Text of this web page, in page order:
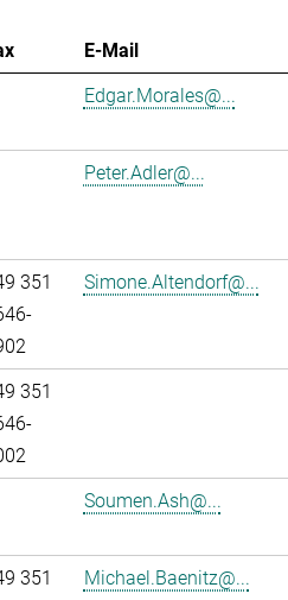
E-Mail
Edgar.Morales@...
Peter.Adler@...
351
Simone.Altendorf@...
351
Soumen.Ash@...
351
Michael.Baenitz@...